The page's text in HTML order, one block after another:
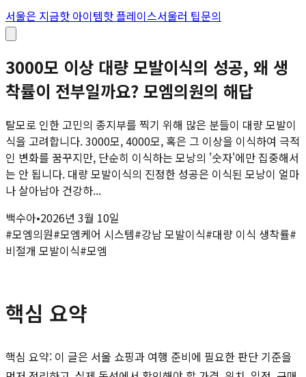
서울은 지금핫 아이템핫 플레이스서울러 팁문의
3000모 이상 대량 모발이식의 성공, 왜 생
착률이 전부일까요? 모엠의원의 해답
탈모로 인한 고민의 종지부를 찍기 위해 많은 분들이 대량 모발이
식을 고려합니다. 3000모, 4000모, 혹은 그 이상을 이식하여 극적
인 변화를 꿈꾸지만, 단순히 이식하는 모낭의 '숫자'에만 집중해서
는 안 됩니다. 대량 모발이식의 진정한 성공은 이식된 모낭이 얼마
나 살아남아 건강하...
백수아•2026년 3월 10일
#모엠의원#모엠케어 시스템#강남 모발이식#대량 이식 생착률#
비절개 모발이식#모엠
핵심 요약
핵심 요약: 이 글은 서울 쇼핑과 여행 준비에 필요한 판단 기준을